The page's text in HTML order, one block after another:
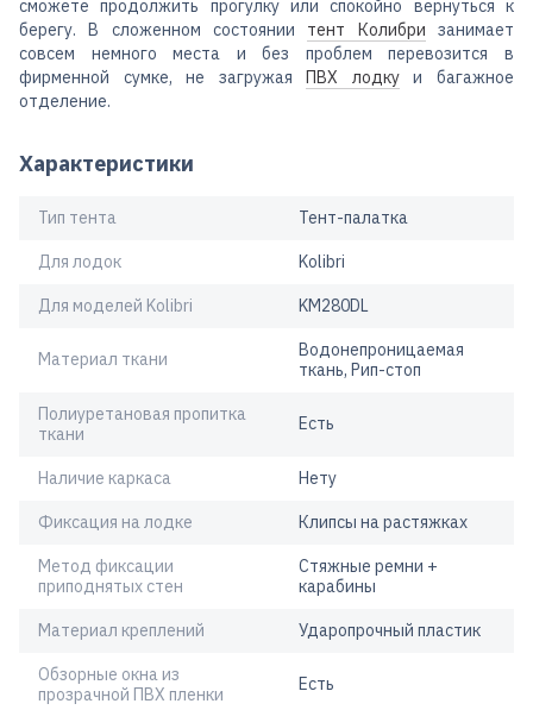
сможете продолжить прогулку или спокойно вернуться к
берегу. В сложенном состоянии тент Колибри занимает
совсем немного места и без проблем перевозится в
фирменной сумке, не загружаяПВХ лодкуи багажное
отделение.
Характеристики
Тип тента Тент-палатка
Для лодок Kolibri
Для моделей Kolibri KM280DL
Материал ткани
Водонепроницаемая
ткань, Рип-стоп
Полиуретановая пропитка
ткани
Есть
Наличие каркаса Нету
Фиксация на лодке Клипсы на растяжках
Метод фиксации
приподнятых стен
Стяжные ремни +
карабины
Материал креплений Ударопрочный пластик
Обзорные окна из
прозрачной ПВХ пленки
Есть